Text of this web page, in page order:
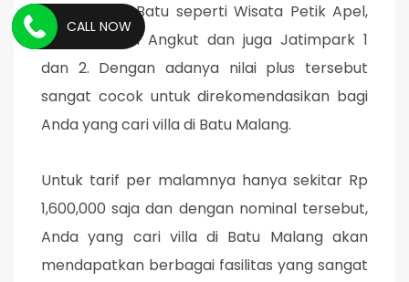
yang ada di Batu seperti Wisata Petik Apel,
BNS, Museum Angkut dan juga Jatimpark 1
dan 2. Dengan adanya nilai plus tersebut
sangat cocok untuk direkomendasikan bagi
Anda yang cari villa di Batu Malang.
Untuk tarif per malamnya hanya sekitar Rp
1,600,000 saja dan dengan nominal tersebut,
Anda yang cari villa di Batu Malang akan
mendapatkan berbagai fasilitas yang sangat
CALL NOW